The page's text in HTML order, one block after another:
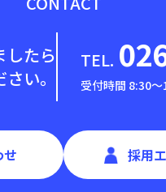
したら
い。
TEL.
受付時間 8:30〜
せ 採用